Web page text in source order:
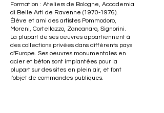
Formation : Ateliers de Bologne, Accademia
di Belle Arti de Ravenne (1970-1976).
Élève et ami des artistes Pommodoro,
Moreni, Cortellazzo, Zancanaro, Signorini.
La plupart de ses oeuvres appartiennent à
des collections privées dans différents pays
d'Europe. Ses oeuvres monumentales en
acier et béton sont implantées pour la
plupart sur des sites en plein air, et font
l'objet de commandes publiques.